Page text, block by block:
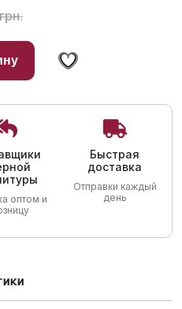
грн.
оптом и
Быстрая
доставка
Отправки каждый
день